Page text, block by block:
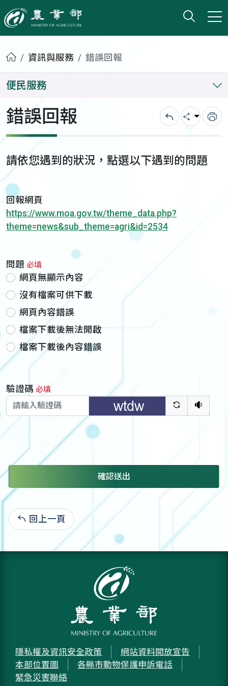
農業部
打開
小版
首頁資訊與服務 錯誤回報
便民服務
錯誤回報 回上一頁
分享 列
請依您遇到的狀況，點選以下遇到的問題
回報網頁
https://www.moa.gov.tw/theme_data.php?
theme=news&sub_theme=agri&id=2534
問題 必填
網頁無顯示內容
沒有檔案可供下載
網頁內容錯誤
檔案下載後無法開啟
檔案下載後內容錯誤
驗證碼 必填
驗證碼重新
聽語
確認送出
回上一頁
隱私權及資訊安全政策
網站資料開放宣告
本部位置圖
各縣市動物保護申訴電話
緊急災害聯絡